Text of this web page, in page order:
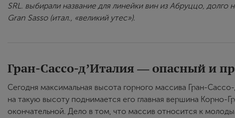
SRL. выбирали название для линейки вин из Абруццо,
Gran Sasso (итал., «великий утес»).
Гран-Сассо-д’Италия — опасный и
Сегодня максимальная высота горного массива Гран-
на такую высоту поднимается его главная вершина Корно-
окончательной. Дело в том, что массив относится к